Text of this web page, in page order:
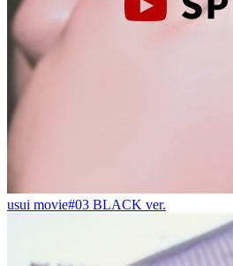
usui movie#03 BLACK ver.